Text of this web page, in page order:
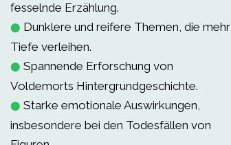
fesselnde Erzählung.
⬤ Dunklere und reifere Themen, die mehr
Tiefe verleihen.
⬤ Spannende Erforschung von
Voldemorts Hintergrundgeschichte.
⬤ Starke emotionale Auswirkungen,
insbesondere bei den Todesfällen von